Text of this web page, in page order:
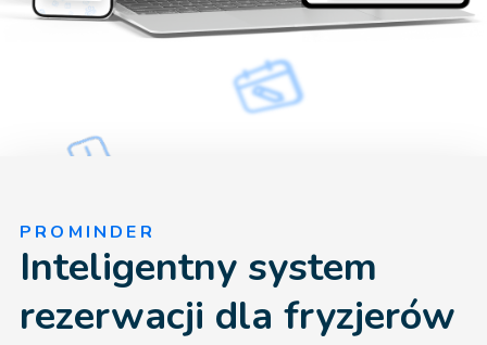
PROMINDER
Inteligentny system
rezerwacji dla fryzjerów